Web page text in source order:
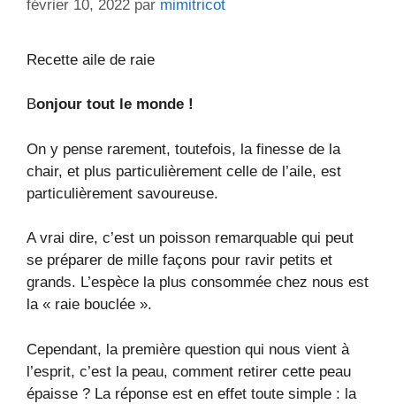
février 10, 2022 par mimitricot
Recette aile de raie
Bonjour tout le monde !
On y pense rarement, toutefois, la finesse de la
chair, et plus particulièrement celle de l’aile, est
particulièrement savoureuse.
A vrai dire, c’est un poisson remarquable qui peut
se préparer de mille façons pour ravir petits et
grands. L’espèce la plus consommée chez nous est
la « raie bouclée ».
Cependant, la première question qui nous vient à
l’esprit, c’est la peau, comment retirer cette peau
épaisse ? La réponse est en effet toute simple : la